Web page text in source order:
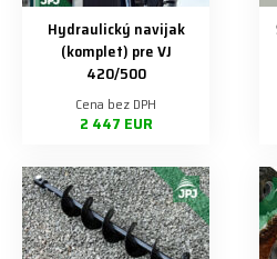
Hydraulický navijak
(komplet) pre VJ
420/500
Cena bez DPH
2 447 EUR